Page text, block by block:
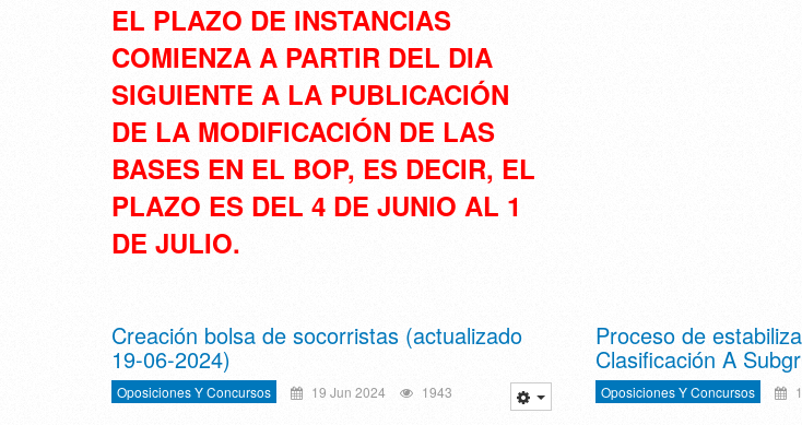
EL PLAZO DE INSTANCIAS
COMIENZA A PARTIR DEL DIA
SIGUIENTE A LA PUBLICACIÓN
DE LA MODIFICACIÓN DE LAS
BASES EN EL BOP, ES DECIR, EL
PLAZO ES DEL 4 DE JUNIO AL 1
DE JULIO.
Creación bolsa de socorristas (actualizado
19-06-2024)
Oposiciones Y Concursos 19 Jun 2024 1943
Proceso de
Clasificación A
Oposiciones Y Concursos